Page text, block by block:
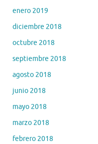
enero 2019
diciembre 2018
octubre 2018
septiembre 2018
agosto 2018
junio 2018
mayo 2018
marzo 2018
febrero 2018